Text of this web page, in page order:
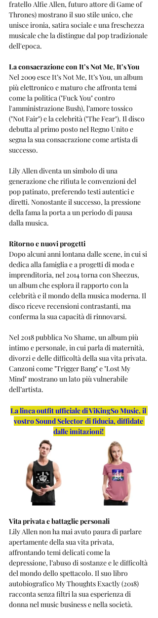
fratello Alfie Allen, futuro attore di Game of
Thrones) mostrano il suo stile unico, che
unisce ironia, satira sociale e una freschezza
musicale che la distingue dal pop tradizionale
dell'epoca.
La consacrazione con It’s Not Me, It’s You
Nel 2009 esce It’s Not Me, It’s You, un album
più elettronico e maturo che affronta temi
come la politica ("Fuck You" contro
l'amministrazione Bush), l’amore tossico
("Not Fair") e la celebrità ("The Fear"). Il disco
debutta al primo posto nel Regno Unito e
segna la sua consacrazione come artista di
successo.
Lily Allen diventa un simbolo di una
generazione che rifiuta le convenzioni del
pop patinato, preferendo testi autentici e
diretti. Nonostante il successo, la pressione
della fama la porta a un periodo di pausa
dalla musica.
Ritorno e nuovi progetti
Dopo alcuni anni lontana dalle scene, in cui si
dedica alla famiglia e a progetti di moda e
imprenditoria, nel 2014 torna con Sheezus,
un album che esplora il rapporto con la
celebrità e il mondo della musica moderna. Il
disco riceve recensioni contrastanti, ma
conferma la sua capacità di rinnovarsi.
Nel 2018 pubblica No Shame, un album più
intimo e personale, in cui parla di maternità,
divorzi e delle difficoltà della sua vita privata.
Canzoni come "Trigger Bang" e "Lost My
Mind" mostrano un lato più vulnerabile
dell’artista.
La linea outfit ufficiale di ViKingSo Music, il
vostro Sound Selector di fiducia, diffidate
dalle imitazioni!
Vita privata e battaglie personali
Lily Allen non ha mai avuto paura di parlare
apertamente della sua vita privata,
affrontando temi delicati come la
depressione, l’abuso di sostanze e le difficoltà
del mondo dello spettacolo. Il suo libro
autobiografico My Thoughts Exactly (2018)
racconta senza filtri la sua esperienza di
donna nel music business e nella società.